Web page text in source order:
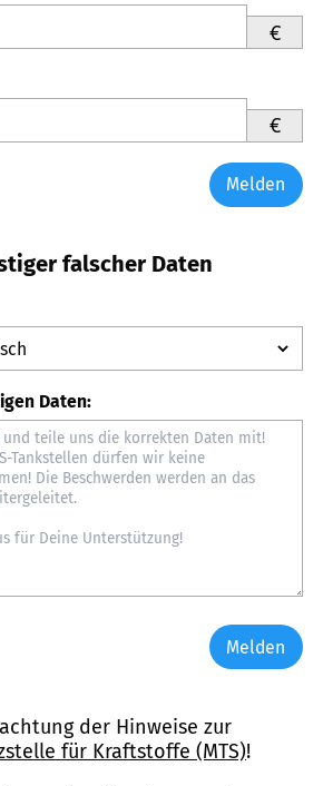
€
€
Melden
falscher Daten
Daten:
Melden
der Hinweise zur
für Kraftstoffe (MTS)!